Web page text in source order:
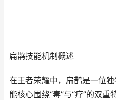
扁鹊技能机制概述
在王者荣耀中，扁鹊是一位
能核心围绕“毒”与“疗”的双